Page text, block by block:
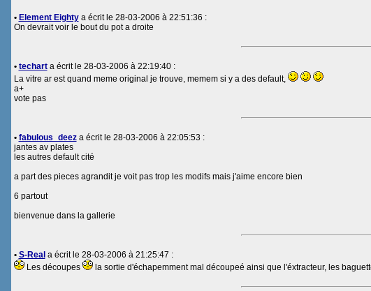
• Element Eightya écrit le 28-03-2006 à 22:51:36 :
On devrait voir le bout du pot a droite
• techarta écrit le 28-03-2006 à 22:19:40 :
La vitre ar est quand meme original je trouve, memem si y a des default,
a+
vote pas
• fabulous_deeza écrit le 28-03-2006 à 22:05:53 :
jantes av plates
les autres default cité
a part des pieces agrandit je voit pas trop les modifs mais j'aime encore bien
6 partout
bienvenue dans la gallerie
• S-Real a écrit le 28-03-2006 à 21:25:47 :
Les découpes
la sortie d'échapemment mal découpeé ainsi que l'éxtracteur, les